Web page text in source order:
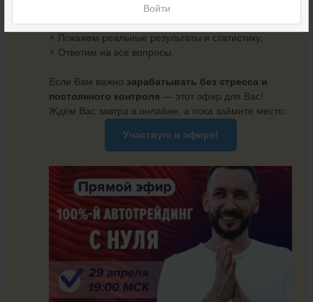
Войти
⚡ Разберём на практике, как пользоваться роботом
от А до Я.
⚡ Покажем реальные результаты и статистику.
⚡ Ответим на все вопросы.
Если Вам важно зарабатывать без стресса и
постоянного контроля — этот эфир для Вас!
Ждём Вас завтра в онлайне, а пока займите место:
Участвую в эфире!